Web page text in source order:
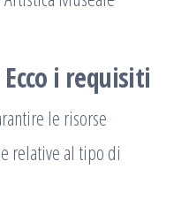
i requisiti
le risorse
relative al tipo di